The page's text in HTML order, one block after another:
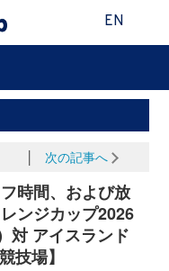
EN
次の記事へ
時間、および放
ンジカップ2026
対 アイスランド
技場】